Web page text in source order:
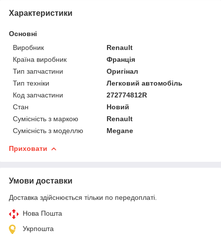
Характеристики
Основні
Виробник
Renault
Країна виробник
Франція
Тип запчастини
Оригінал
Тип техніки
Легковий автомобіль
Код запчастини
272774812R
Стан
Новий
Сумісність з маркою
Renault
Сумісність з моделлю
Megane
Приховати
Умови доставки
Доставка здійснюється тільки по передоплаті.
Нова Пошта
Укрпошта